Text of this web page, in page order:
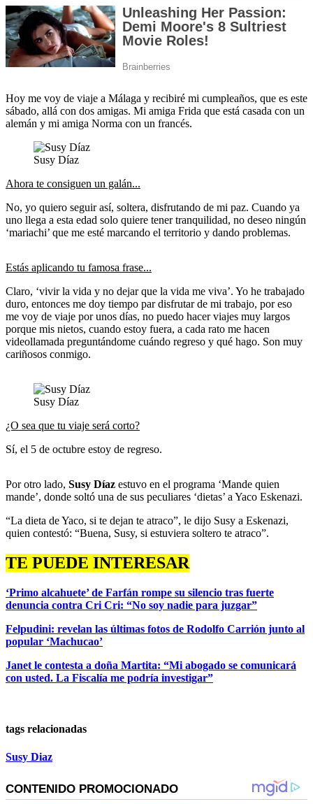
Hoy me voy de viaje a Málaga y recibiré mi cumpleaños, que es este
sábado, allá con dos amigas. Mi amiga Frida que está casada con un
alemán y mi amiga Norma con un francés.
Susy Díaz
Ahora te consiguen un galán...
No, yo quiero seguir así, soltera, disfrutando de mi paz. Cuando ya
uno llega a esta edad solo quiere tener tranquilidad, no deseo ningún
‘mariachi’ que me esté marcando el territorio y dando problemas.
Estás aplicando tu famosa frase...
Claro, ‘vivir la vida y no dejar que la vida me viva’. Yo he trabajado
duro, entonces me doy tiempo par disfrutar de mi trabajo, por eso
me voy de viaje por unos días, no puedo hacer viajes muy largos
porque mis nietos, cuando estoy fuera, a cada rato me hacen
videollamada preguntándome cuándo regreso y qué hago. Son muy
cariñosos conmigo.
Susy Díaz
¿O sea que tu viaje será corto?
Sí, el 5 de octubre estoy de regreso.
Por otro lado, Susy Díaz estuvo en el programa ‘Mande quien
mande’, donde soltó una de sus peculiares ‘dietas’ a Yaco Eskenazi.
“La dieta de Yaco, si te dejan te atraco”, le dijo Susy a Eskenazi,
quien contestó: “Buena, Susy, si estuviera soltero te atraco”.
TE PUEDE INTERESAR
‘Primo alcahuete’ de Farfán rompe su silencio tras fuerte
denuncia contra Cri Cri: “No soy nadie para juzgar”
Felpudini: revelan las últimas fotos de Rodolfo Carrión junto al
popular ‘Machucao’
Janet le contesta a doña Martita: “Mi abogado se comunicará
con usted. La Fiscalía me podría investigar”
tags relacionadas
Susy Diaz